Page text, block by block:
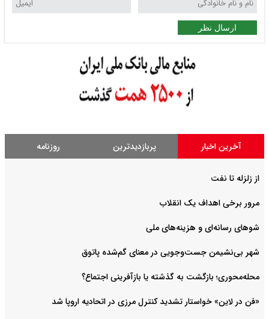
ارسال نظر
آخرین اخبار پربازدیدترین روزنامه
از زلزله تا نفت
مرور برخی اهداف یک انقلاب
شوهای رسانه‌ای و هزینه‌های ملی
شهر بی‌نشیمن جست‌وجویی در معنای گم‌شده‌ پاتوق
محله‌محوری؛ بازگشت به گذشته یا بازآفرینی اجتماع؟
«فن در لاین» خواستار تشدید کنترل مرزی در اتحادیه اروپا شد